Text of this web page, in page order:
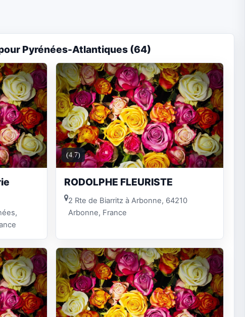
Pyrénées-Atlantiques (64)
(4.7)
RODOLPHE FLEURISTE
2 Rte de Biarritz à Arbonne, 64210
Arbonne, France